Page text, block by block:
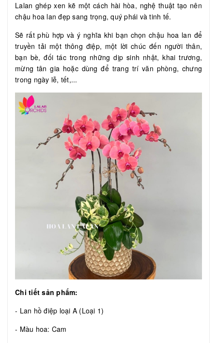
Lalan ghép xen kẽ một cách hài hòa, nghệ thuật tạo nên
chậu hoa lan đẹp sang trọng, quý phái và tinh tế.
Sẽ rất phù hợp và ý nghĩa khi bạn chọn chậu hoa lan để
truyền tải một thông điệp, một lời chúc đến người thân,
bạn bè, đối tác trong những dịp sinh nhật, khai trương,
mừng tân gia hoặc dùng để trang trí văn phòng, chưng
trong ngày lễ, tết,...
Chi tiết sản phẩm:
- Lan hồ điệp loại A (Loại 1)
- Màu hoa: Cam